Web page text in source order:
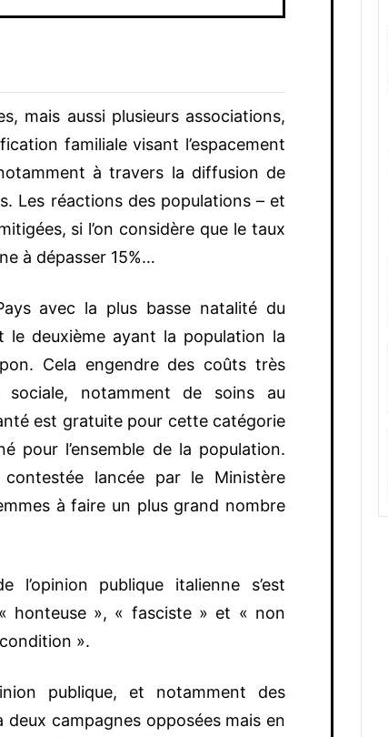
mais aussi plusieurs associations,
familiale visant l’espacement
à travers la diffusion de
Les réactions des populations – et
si l’on considère que le taux
à dépasser 15%…
avec la plus basse natalité du
deuxième ayant la population la
Cela engendre des coûts très
notamment de soins au
est gratuite pour cette catégorie
pour l’ensemble de la population.
lancée par le Ministère
à faire un plus grand nombre
publique italienne s’est
honteuse », « fasciste » et « non
».
publique, et notamment des
campagnes opposées mais en